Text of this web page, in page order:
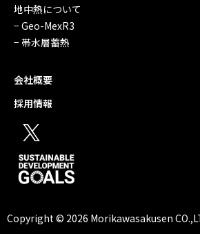
地中熱について
− Geo-MexR3
− 帯水層蓄熱
会社概要
採用情報
Copyright © 2026 Morikawasakusen